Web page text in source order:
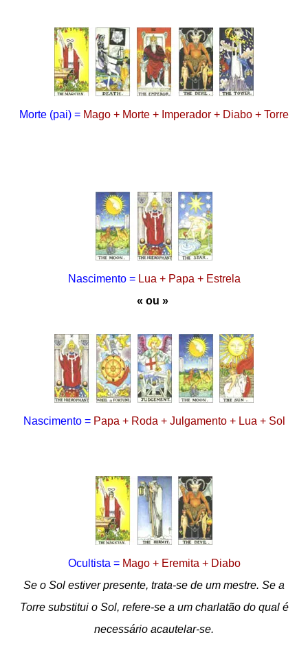
Morte (pai) = Mago + Morte + Imperador + Diabo + Torre
Nascimento = Lua + Papa + Estrela
« ou »
Nascimento = Papa + Roda + Julgamento + Lua + Sol
Ocultista = Mago + Eremita + Diabo
Se o Sol estiver presente, trata-se de um mestre. Se a
Torre substitui o Sol, refere-se a um charlatão do qual é
necessário acautelar-se.